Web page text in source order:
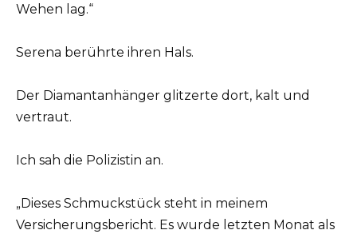
Wehen lag.“
Serena berührte ihren Hals.
Der Diamantanhänger glitzerte dort, kalt und
vertraut.
Ich sah die Polizistin an.
„Dieses Schmuckstück steht in meinem
Versicherungsbericht. Es wurde letzten Monat als